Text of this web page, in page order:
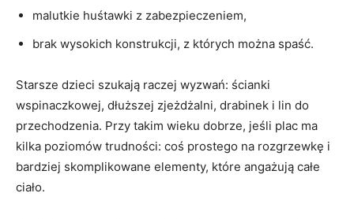
malutkie huśtawki z zabezpieczeniem,
brak wysokich konstrukcji, z których można spaść.
Starsze dzieci szukają raczej wyzwań: ścianki
wspinaczkowej, dłuższej zjeżdżalni, drabinek i lin do
przechodzenia. Przy takim wieku dobrze, jeśli plac ma
kilka poziomów trudności: coś prostego na rozgrzewkę i
bardziej skomplikowane elementy, które angażują całe
ciało.